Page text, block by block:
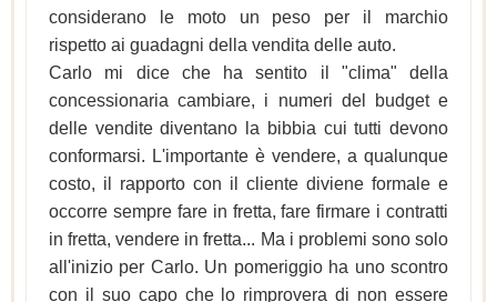
considerano le moto un peso per il marchio
rispetto ai guadagni della vendita delle auto.
Carlo mi dice che ha sentito il "clima" della
concessionaria cambiare, i numeri del budget e
delle vendite diventano la bibbia cui tutti devono
conformarsi. L'importante è vendere, a qualunque
costo, il rapporto con il cliente diviene formale e
occorre sempre fare in fretta, fare firmare i contratti
in fretta, vendere in fretta... Ma i problemi sono solo
all'inizio per Carlo. Un pomeriggio ha uno scontro
con il suo capo che lo rimprovera di non essere